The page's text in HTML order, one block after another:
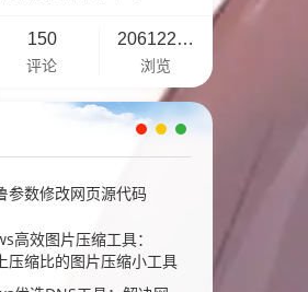
150
评论
20612296
浏览
参数修改网页源代码
高效图片压缩工具：
压缩比的图片压缩小工具